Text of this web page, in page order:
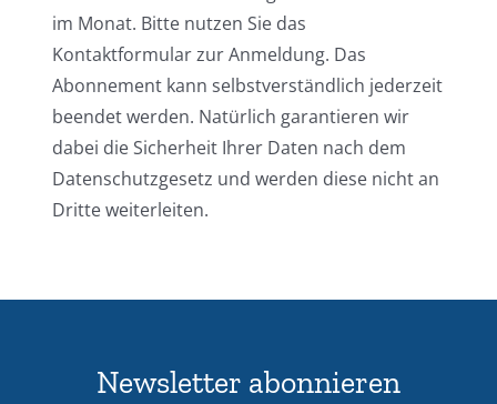
im Monat. Bitte nutzen Sie das
Kontaktformular zur Anmeldung. Das
Abonnement kann selbstverständlich jederzeit
beendet werden. Natürlich garantieren wir
dabei die Sicherheit Ihrer Daten nach dem
Datenschutzgesetz und werden diese nicht an
Dritte weiterleiten.
Newsletter abonnieren